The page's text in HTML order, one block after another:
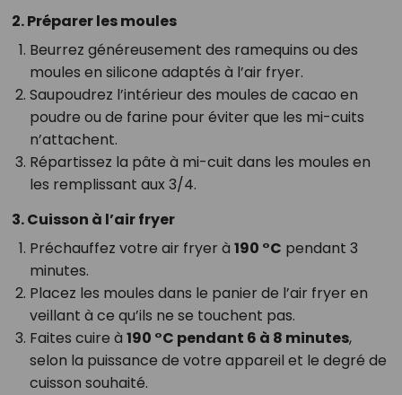
2. Préparer les moules
Beurrez généreusement des ramequins ou des
moules en silicone adaptés à l’air fryer.
Saupoudrez l’intérieur des moules de cacao en
poudre ou de farine pour éviter que les mi-cuits
n’attachent.
Répartissez la pâte à mi-cuit dans les moules en
les remplissant aux 3/4.
3. Cuisson à l’air fryer
Préchauffez votre air fryer à 190 °C pendant 3
minutes.
Placez les moules dans le panier de l’air fryer en
veillant à ce qu’ils ne se touchent pas.
Faites cuire à 190 °C pendant 6 à 8 minutes,
selon la puissance de votre appareil et le degré de
cuisson souhaité.